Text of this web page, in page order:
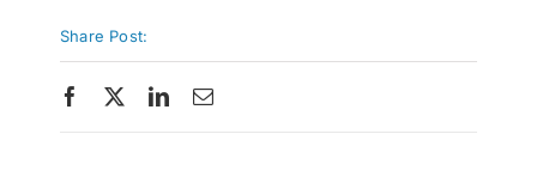
WORK
Share Post: